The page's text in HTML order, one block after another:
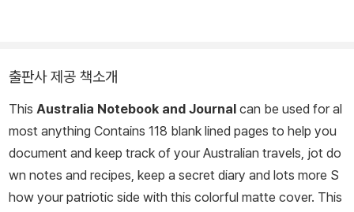
출판사 제공 책소개
This Australia Notebook and Journal can be used for al
most anything Contains 118 blank lined pages to help you
document and keep track of your Australian travels, jot do
wn notes and recipes, keep a secret diary and lots more S
how your patriotic side with this colorful matte cover. This